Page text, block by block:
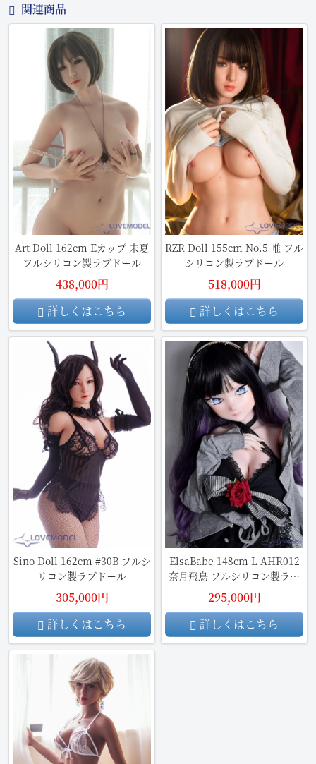
関連商品
Art Doll 162cm Eカップ 未夏
フルシリコン製ラブドール
438,000円
詳しくはこちら
RZR Doll 155cm No.5 唯 フル
シリコン製ラブドール
518,000円
詳しくはこちら
Sino Doll 162cm #30B フルシ
リコン製ラブドール
305,000円
詳しくはこちら
ElsaBabe 148cm L AHR012
奈月飛鳥 フルシリコン製ラブ
ドール
295,000円
詳しくはこちら